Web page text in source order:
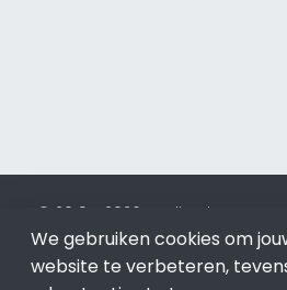
© 2019 - 2026 Realisatie en SEO
Internet. Betaal alleen voor
optimalisatie No Cure No Pay.
We gebruiken cookies om
website te verbeteren,